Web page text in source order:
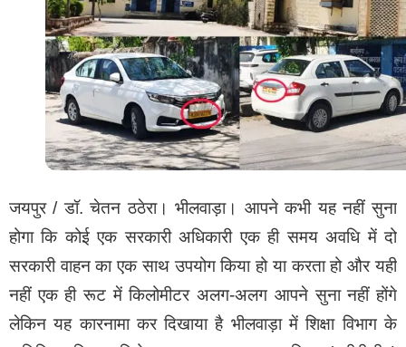
जयपुर / डॉ. चेतन ठठेरा। भीलवाड़ा। आपने कभी यह नहीं सुना
होगा कि कोई एक सरकारी अधिकारी एक ही समय अवधि में दो
सरकारी वाहन का एक साथ उपयोग किया हो या करता हो और यही
नहीं एक ही रूट में किलोमीटर अलग-अलग आपने सुना नहीं होंगे
लेकिन यह कारनामा कर दिखाया है भीलवाड़ा में शिक्षा विभाग के